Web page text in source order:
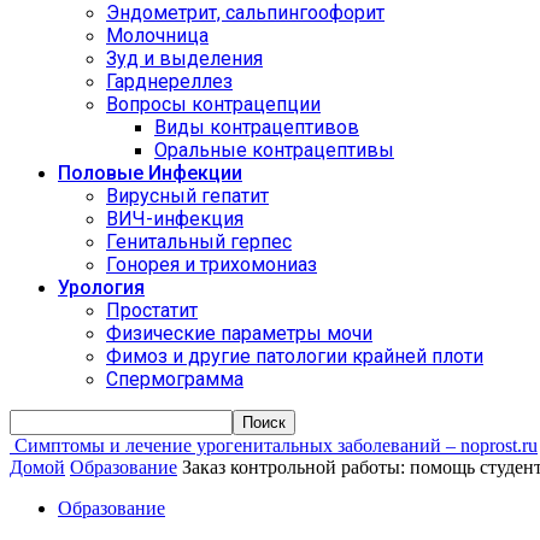
Эндометрит, сальпингоофорит
Молочница
Зуд и выделения
Гарднереллез
Вопросы контрацепции
Виды контрацептивов
Оральные контрацептивы
Половые Инфекции
Вирусный гепатит
ВИЧ-инфекция
Генитальный герпес
Гонорея и трихомониаз
Урология
Простатит
Физические параметры мочи
Фимоз и другие патологии крайней плоти
Спермограмма
Симптомы и лечение урогенитальных заболеваний – noprost.ru
Домой Образование Заказ контрольной работы: помощь
Образование